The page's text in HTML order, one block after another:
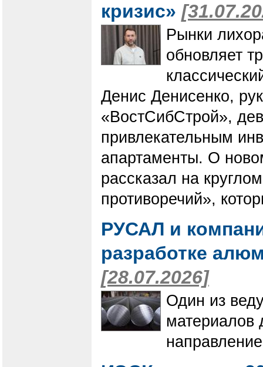
кризис»
Рынки
обновляет
Денис Денисенко,
«ВостСибСтрой»,
привлекательным
апартаменты. О
рассказал на
противоречий»,
РУСАЛ и
разработке
[28.07.2026]
Один из
материалов